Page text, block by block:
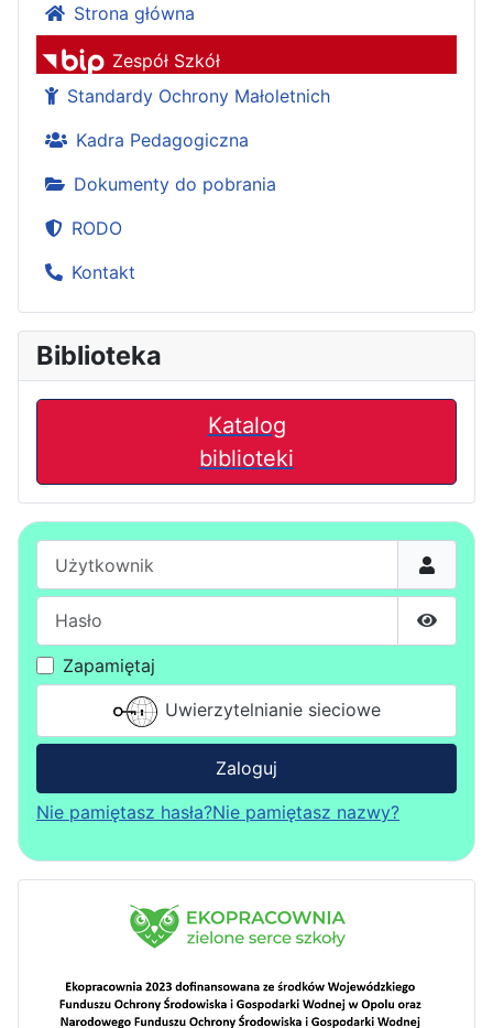
Strona główna
Zespół Szkół
Standardy Ochrony Małoletnich
Kadra Pedagogiczna
Dokumenty do pobrania
RODO
Kontakt
Biblioteka
Katalog
biblioteki
Pokaż
Zapamiętaj
Uwierzytelnianie sieciowe
Zaloguj
Nie pamiętasz hasła?Nie pamiętasz nazwy?